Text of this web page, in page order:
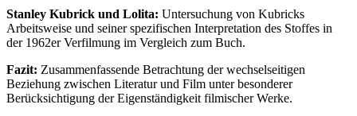
Stanley Kubrick und Lolita: Untersuchung von Kubricks
Arbeitsweise und seiner spezifischen Interpretation des Stoffes in
der 1962er Verfilmung im Vergleich zum Buch.
Fazit: Zusammenfassende Betrachtung der wechselseitigen
Beziehung zwischen Literatur und Film unter besonderer
Berücksichtigung der Eigenständigkeit filmischer Werke.